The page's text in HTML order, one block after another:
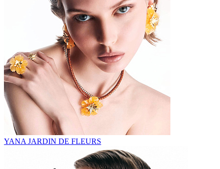
YANA JARDIN DE FLEURS